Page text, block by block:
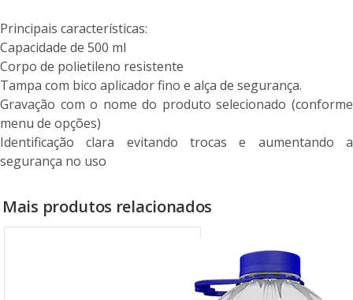
Principais características:
Capacidade de 500 ml
Corpo de polietileno resistente
Tampa com bico aplicador fino e alça de segurança.
Gravação com o nome do produto selecionado (conforme
menu de opções)
Identificação clara evitando trocas e aumentando a
segurança no uso
Mais produtos relacionados